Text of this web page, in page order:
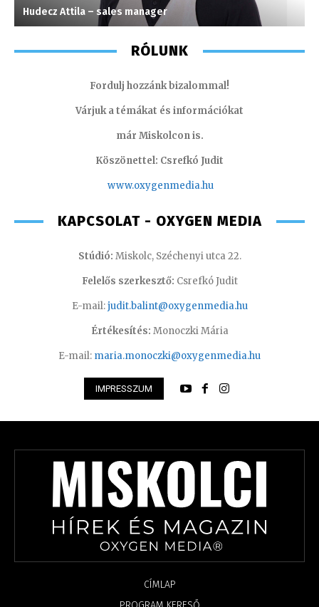
Hudecz Attila – sales manager
RÓLUNK
Fordulj hozzánk bizalommal!
Várjuk a témákat és információkat
már Miskolcon is.
Köszönettel: Csrefkó Judit
www.oxygenmedia.hu
KAPCSOLAT - OXYGEN MEDIA
Stúdió: Miskolc, Széchenyi utca 22.
Felelős szerkesztő: Csrefkó Judit
E-mail:judit.balint@oxygenmedia.hu
Értékesítés: Monoczki Mária
E-mail: maria.monoczki@oxygenmedia.hu
IMPRESSZUM
CÍMLAP